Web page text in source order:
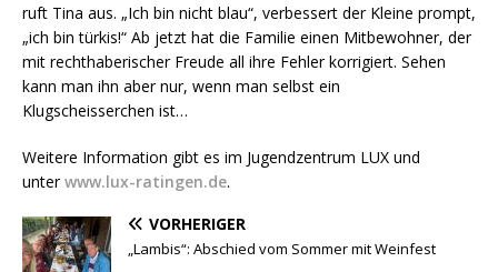
ruft Tina aus. „Ich bin nicht blau“, verbessert der Kleine prompt,
„ich bin türkis!“ Ab jetzt hat die Familie einen Mitbewohner, der
mit rechthaberischer Freude all ihre Fehler korrigiert. Sehen
kann man ihn aber nur, wenn man selbst ein
Klugscheisserchen ist…
Weitere Information gibt es im Jugendzentrum LUX und
unterwww.lux-ratingen.de.
VORHERIGER
„Lambis“: Abschied vom Sommer mit Weinfest